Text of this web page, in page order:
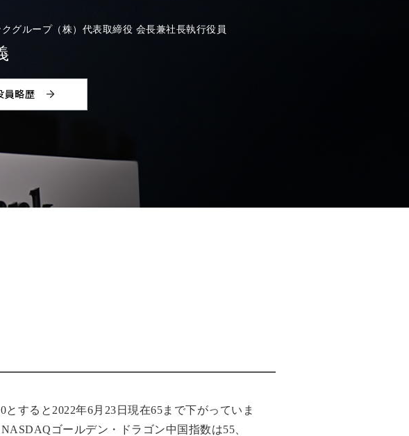
グループ（株） 代表取締役 会長兼社長執行役員
すると2022年6月23日現在65まで下がっていま
ゴールデン・ドラゴン中国指数は55、